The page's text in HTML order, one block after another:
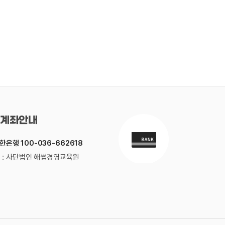
좌안내
은행 100-036-662618
: 사단법인 해썹경영교육원